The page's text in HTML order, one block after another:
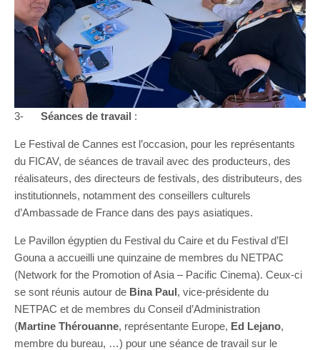
3- Séances de travail :
Le Festival de Cannes est l’occasion, pour les représentants
du FICAV, de séances de travail avec des producteurs, des
réalisateurs, des directeurs de festivals, des distributeurs, des
institutionnels, notamment des conseillers culturels
d’Ambassade de France dans des pays asiatiques.
Le Pavillon égyptien du Festival du Caire et du Festival d’El
Gouna a accueilli une quinzaine de membres du NETPAC
(Network for the Promotion of Asia – Pacific Cinema). Ceux-ci
se sont réunis autour de Bina Paul, vice-présidente du
NETPAC et de membres du Conseil d’Administration
(Martine Thérouanne, représentante Europe, Ed Lejano,
membre du bureau, …) pour une séance de travail sur le